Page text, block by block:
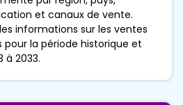
et canaux de vente.
informations sur les ventes
la période historique et
à 2033.